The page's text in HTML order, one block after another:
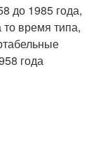
до 1985 года,
время типа,
года